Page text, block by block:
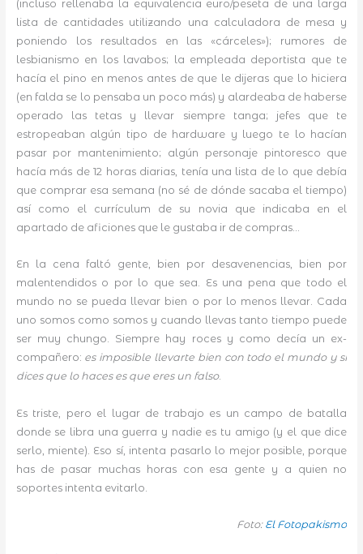
(incluso rellenaba la equivalencia euro/peseta de una larga
lista de cantidades utilizando una calculadora de mesa y
poniendo los resultados en las «cárceles»); rumores de
lesbianismo en los lavabos; la empleada deportista que te
hacía el pino en menos antes de que le dijeras que lo hiciera
(en falda se lo pensaba un poco más) y alardeaba de haberse
operado las tetas y llevar siempre tanga; jefes que te
estropeaban algún tipo de hardware y luego te lo hacían
pasar por mantenimiento; algún personaje pintoresco que
hacía más de 12 horas diarias, tenía una lista de lo que debía
que comprar esa semana (no sé de dónde sacaba el tiempo)
así como el currículum de su novia que indicaba en el
apartado de aficiones que le gustaba ir de compras…
En la cena faltó gente, bien por desavenencias, bien por
malentendidos o por lo que sea. Es una pena que todo el
mundo no se pueda llevar bien o por lo menos llevar. Cada
uno somos como somos y cuando llevas tanto tiempo puede
ser muy chungo. Siempre hay roces y como decía un ex-
compañero: es imposible llevarte bien con todo el mundo y si
dices que lo haces es que eres un falso.
Es triste, pero el lugar de trabajo es un campo de batalla
donde se libra una guerra y nadie es tu amigo (y el que dice
serlo, miente). Eso sí, intenta pasarlo lo mejor posible, porque
has de pasar muchas horas con esa gente y a quien no
soportes intenta evitarlo.
Foto: El Fotopakismo